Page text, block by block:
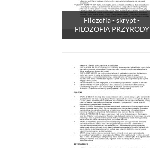
Filozofia - skrypt -
FILOZOFIA PRZYRODY